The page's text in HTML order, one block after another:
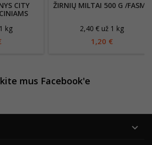
CITY
kg
ŽIRNIŲ MILTAI 500 G /FASMA
2,40 € už 1 kg
1,20 €
mus Facebook'e
